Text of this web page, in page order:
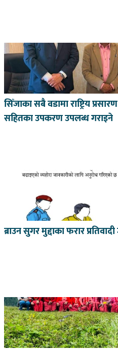
सिँजाका सबै वडामा राष्ट्रिय
सहितका उपकरण उपलब्ध गराइने
ब्राउन सुगर मुद्दाका फरार